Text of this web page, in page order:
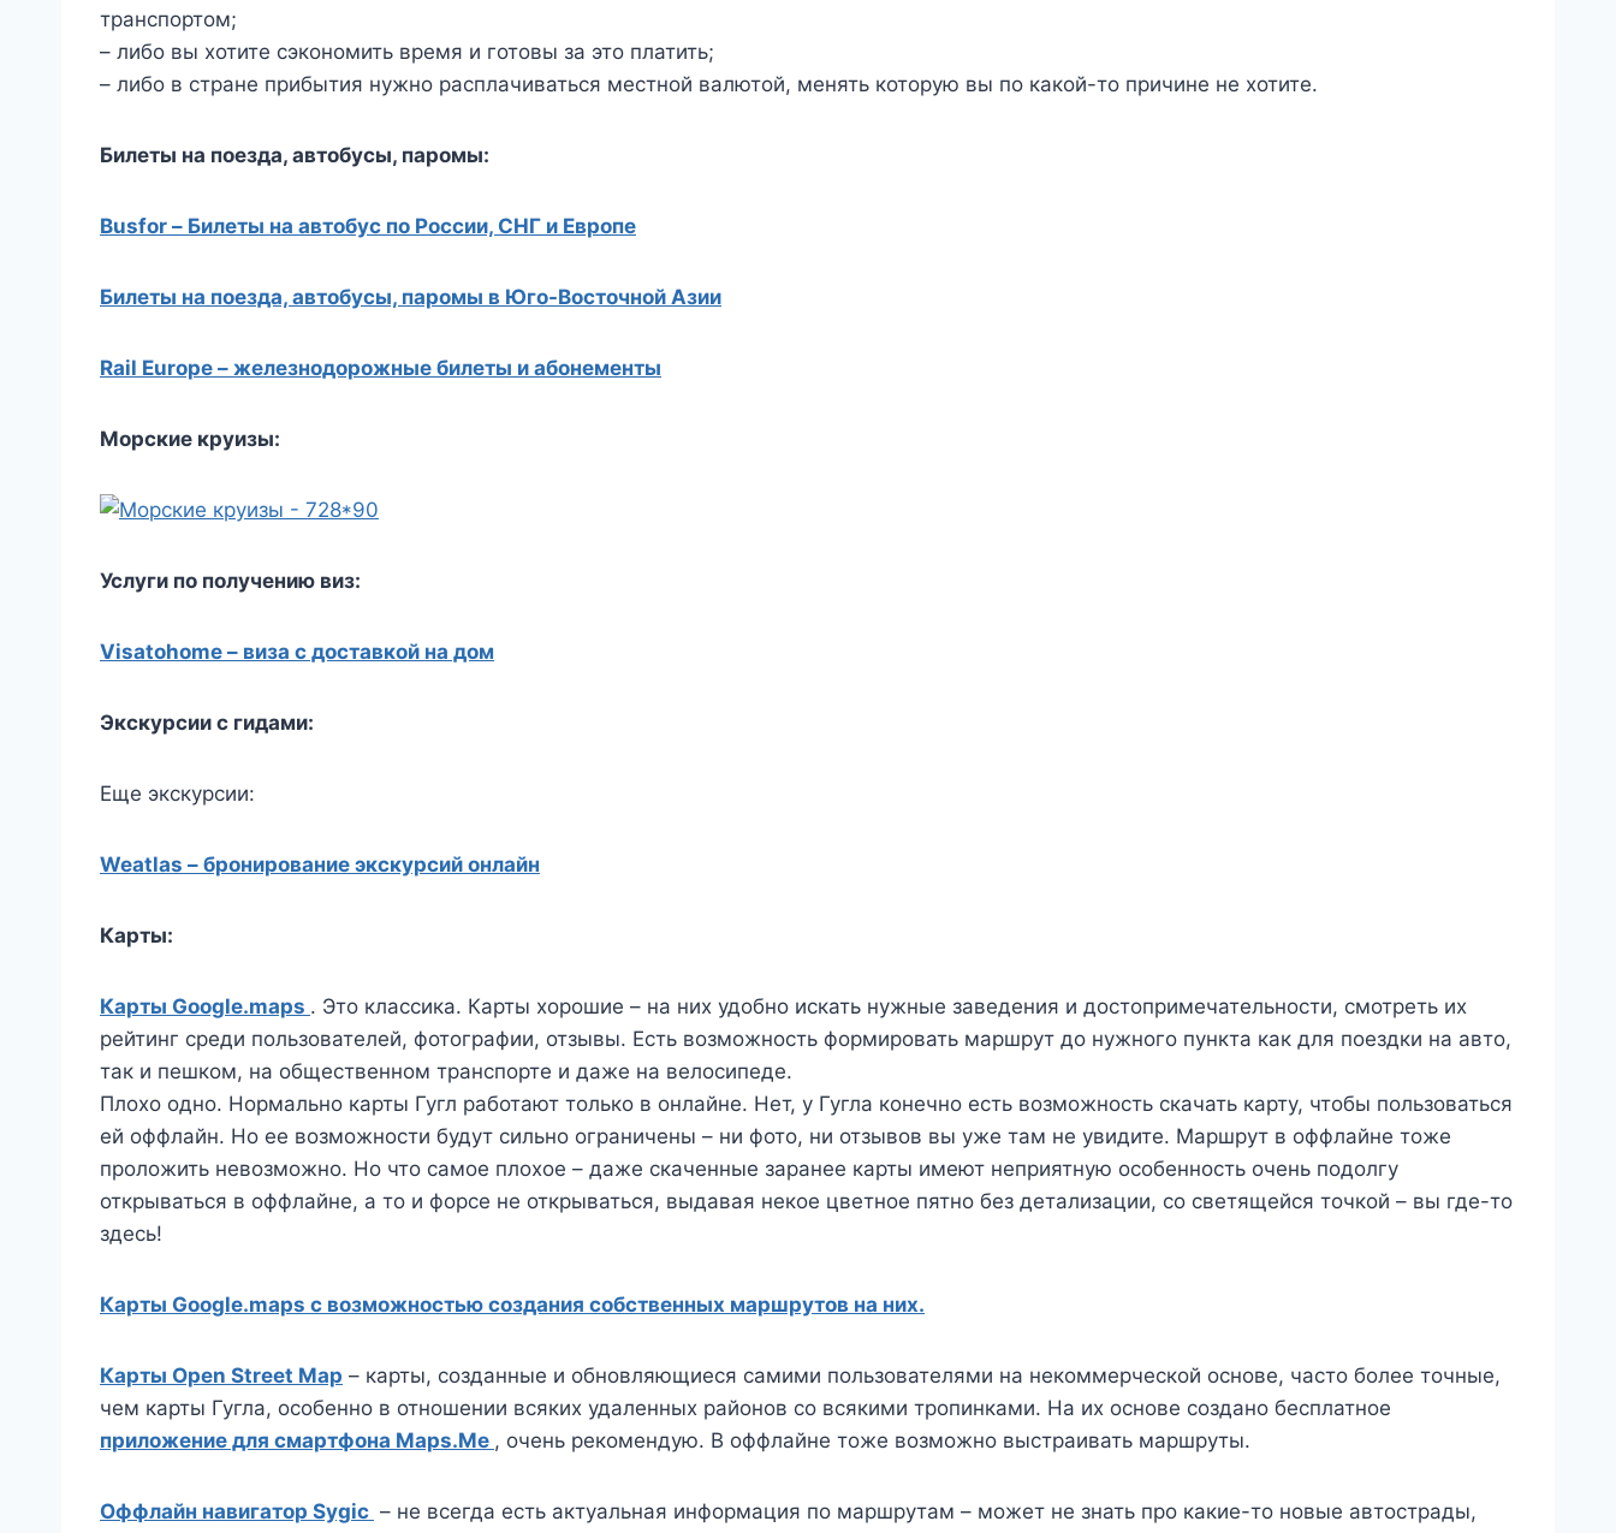
транспортом;
– либо вы хотите сэкономить время и готовы за это платить;
– либо в стране прибытия нужно расплачиваться местной валютой, менять которую вы по какой-то причине не хотите.
Билеты на поезда, автобусы, паромы:
Busfor – Билеты на автобус по России, СНГ и Европе
Билеты на поезда, автобусы, паромы в Юго-Восточной Азии
Rail Europe – железнодорожные билеты и абонементы
Морские круизы:
Услуги по получению виз:
Visatohome – виза с доставкой на дом
Экскурсии с гидами:
Еще экскурсии:
Weatlas – бронирование экскурсий онлайн
Карты:
Карты Google.maps . Это классика. Карты хорошие – на них удобно искать нужные заведения и достопримечательности, смотреть их
рейтинг среди пользователей, фотографии, отзывы. Есть возможность формировать маршрут до нужного пункта как для поездки на авто,
так и пешком, на общественном транспорте и даже на велосипеде.
Плохо одно. Нормально карты Гугл работают только в онлайне. Нет, у Гугла конечно есть возможность скачать карту, чтобы пользоваться
ей оффлайн. Но ее возможности будут сильно ограничены – ни фото, ни отзывов вы уже там не увидите. Маршрут в оффлайне тоже
проложить невозможно. Но что самое плохое – даже скаченные заранее карты имеют неприятную особенность очень подолгу
открываться в оффлайне, а то и форсе не открываться, выдавая некое цветное пятно без детализации, со светящейся точкой – вы где-то
здесь!
Карты Google.maps с возможностью создания собственных маршрутов на них.
Карты Open Street Map – карты, созданные и обновляющиеся самими пользователями на некоммерческой основе, часто более точные,
чем карты Гугла, особенно в отношении всяких удаленных районов со всякими тропинками. На их основе создано бесплатное
приложение для смартфона Maps.Me , очень рекомендую. В оффлайне тоже возможно выстраивать маршруты.
Оффлайн навигатор Sygic – не всегда есть актуальная информация по маршрутам – может не знать про какие-то новые автострады,